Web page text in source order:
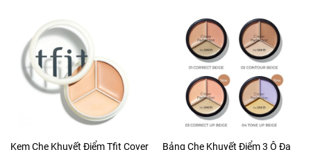
Kem Che Khuyết Điểm Tfit Cover
Bảng Che Khuyết Điểm 3 Ô Đa